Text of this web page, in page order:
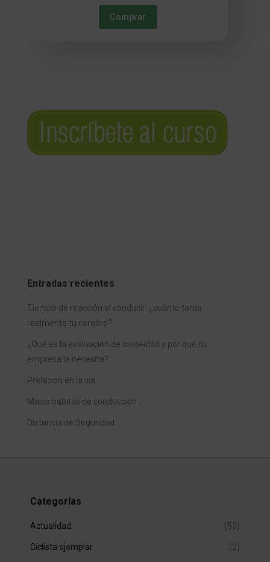
Comprar
Entradas recientes
Tiempo de reacción al conducir: ¿cuánto tarda
realmente tu cerebro?
¿Qué es la evaluación de idoneidad y por qué tu
empresa la necesita?
Prelación en la vía
Malos hábitos de conducción
Distancia de Seguridad
Categorías
Actualidad (53)
Ciclista ejemplar (2)